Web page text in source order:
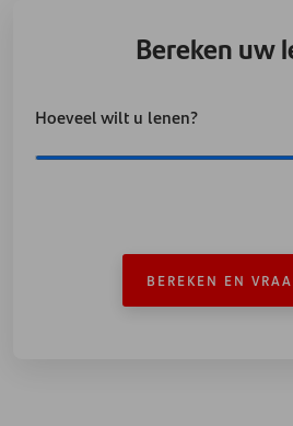
Bereken uw
Hoeveel wilt u lenen?
BEREKEN EN